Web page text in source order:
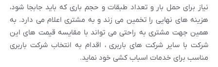
نیاز برای حمل بار و تعداد طبقات و حجم باری که باید جابجا شود،
هزینه های نهایی را تخمین می زند و به مشتری اعلام می دارد. به
همین جهت مشتری به راحتی می تواند با مقایسه قیمت های این
شرکت با سایر شرکت های باربری ، اقدام به انتخاب شرکت باربری
مناسب برای خدمات اسباب کشی خود نماید.